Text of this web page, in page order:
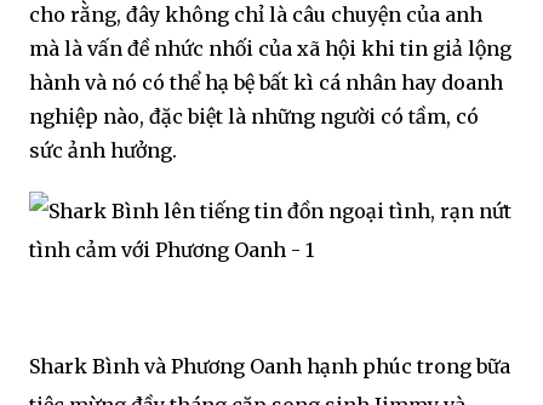
cho rằng, đây không chỉ là câu chuyện của anh
mà là vấn đề nhức nhối của xã hội khi tin giả lộng
hành và nó có thể hạ bệ bất kì cá nhân hay doanh
nghiệp nào, đặc biệt là những người có tầm, có
sức ảnh hưởng.
Shark Bình và Phương Oanh hạnh phúc trong bữa